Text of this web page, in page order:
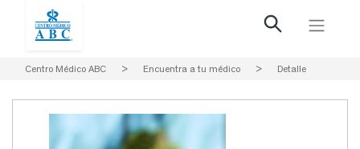
Centro Médico ABC > Encuentra a tu médico > Detalle